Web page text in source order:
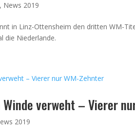
, News 2019
in Linz-Ottensheim den dritten WM-
die Niederlande.
verweht – Vierer
2019